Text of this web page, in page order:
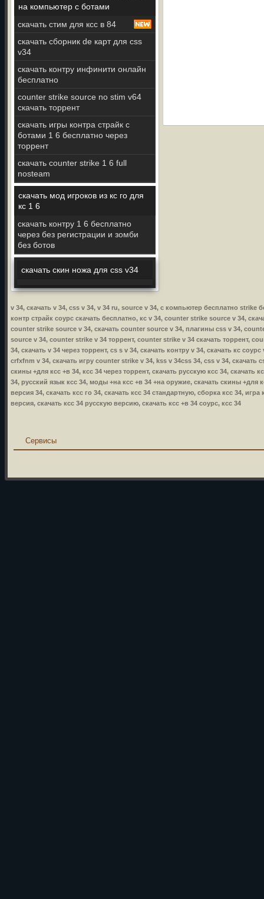
на компьютер с ботами
скачать стим для ксс в 84
скачать сборник de карт для css
v34
скачать контру инфинити онлайн
бесплатно
counter strike source no stim v64
скачать торрент
скачать игры контра страйк с
ботами 1 6 бесплатно через
торрент
скачать counter strike 1 6 full
nosteam
скачать мод игроков из кс го для
кс 1 6
скачать контру 1 6 бесплатно
через без регистрации и зомби
без ботов
скачать скин ножа для css v34
v 34, скачать v 34, css v 34, v 34 ru, source v 34, с компьютер бесплатно
контр страйк соурс скачать бесплатно, кс v 34, counter strike source v 34,
counter strike source v 34, скачать counter source v 34, плагины css v 34,
source v 34, counter strike v 34 торрент, counter strike v 34 скачать торрент,
34, скачать v 34 через торрент, cs s v 34, скачать контру v 34, скачать кс
crfxfnm v 34, скачать игру counter strike v 34, kss v 34css 34, css v 34, скачать
скины +для ксс +в 34, ксс 34 через торрент, скачать русскую ксс 34, скачать
34, русский язык ксс 34, моды +на ксс +в 34 +на оружие, скачать скины +для
версия 34, скачать ксс го 34, скачать ксс 34 стандартную, сборка ксс 34,
версия, скачать ксс 34 русскую версию, скачать ксс +в 34 соурс, ксс 34
Сервисы